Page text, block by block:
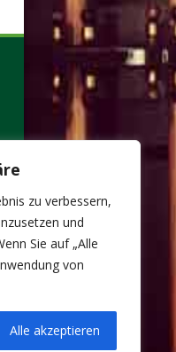
zu verbessern,
und
Sie auf „Alle
von
Alle akzeptieren